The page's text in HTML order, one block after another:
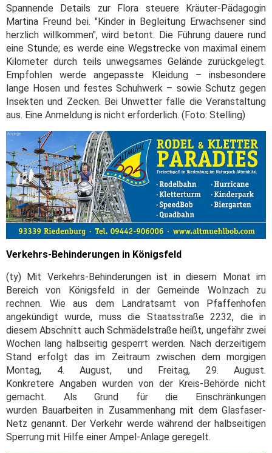
Spannende Details zur Flora steuere Kräuter-Pädagogin
Martina Freund bei. "Kinder in Begleitung Erwachsener sind
herzlich willkommen", wird betont. Die Führung dauere rund
eine Stunde; es werde eine Wegstrecke von maximal einem
Kilometer durch teils unwegsames Gelände zurückgelegt.
Empfohlen werde angepasste Kleidung – insbesondere
lange Hosen und festes Schuhwerk – sowie Schutz gegen
Insekten und Zecken. Bei Unwetter falle die Veranstaltung
aus. Eine Anmeldung is nicht erforderlich. (Foto: Stelling)
Verkehrs-Behinderungen in Königsfeld
(ty) Mit Verkehrs-Behinderungen ist in diesem Monat im
Bereich von Königsfeld in der Gemeinde Wolnzach zu
rechnen. Wie aus dem Landratsamt von Pfaffenhofen
angekündigt wurde, muss die Staatsstraße 2232, die in
diesem Abschnitt auch Schmädelstraße heißt, ungefähr zwei
Wochen lang halbseitig gesperrt werden. Nach derzeitigem
Stand erfolgt das im Zeitraum zwischen dem morgigen
Montag, 4. August, und Freitag, 29. August.
Konkretere Angaben wurden von der Kreis-Behörde nicht
gemacht. Als Grund für die Einschränkungen
wurden Bauarbeiten in Zusammenhang mit dem Glasfaser-
Netz genannt. Der Verkehr werde während der halbseitigen
Sperrung mit Hilfe einer Ampel-Anlage geregelt.